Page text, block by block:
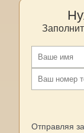
Отправляя